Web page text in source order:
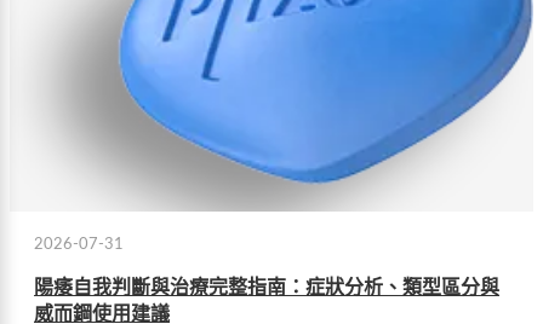
2026-07-31
陽痿自我判斷與治療完整指南：症狀分析、類型區分與
威而鋼使用建議